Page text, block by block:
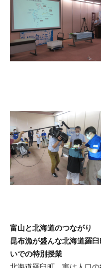
富山と北海道のつながり
昆布漁が盛んな北海道羅
いでの特別授業